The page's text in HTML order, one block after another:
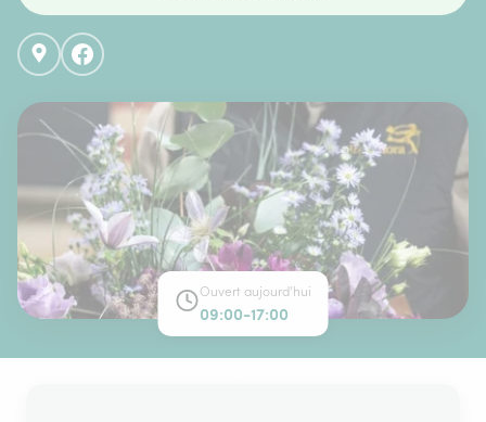
Ouvert aujourd'hui
09:00-17:00